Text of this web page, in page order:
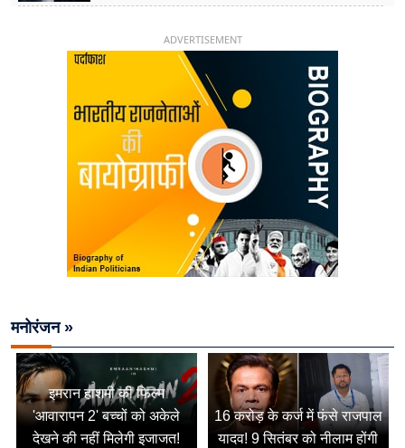
ADVERTISEMENT
मनोरंजन »
इमरान हाशमी की फिल्म
'आवारापन 2' बच्चों को अकेले
देखने की नहीं मिलेगी इजाजत!
16 करोड़ के कर्ज में फंसे राजपाल
यादव! 9 सितंबर को नीलाम होंगी